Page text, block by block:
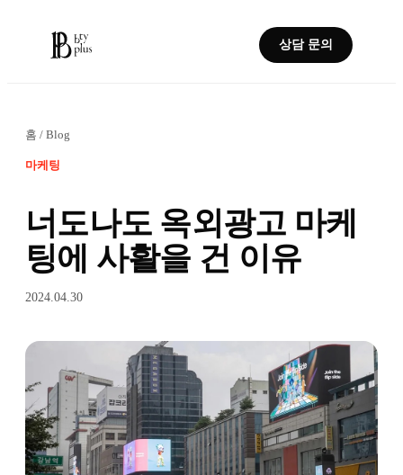
상담 문의
홈 / Blog
마케팅
너도나도 옥외광고 마케
팅에 사활을 건 이유
2024.04.30